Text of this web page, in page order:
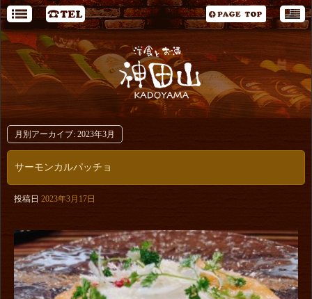
月別アーカイブ: 2023年3月
サーモンカルパッチョ
投稿日 2023年3月17日